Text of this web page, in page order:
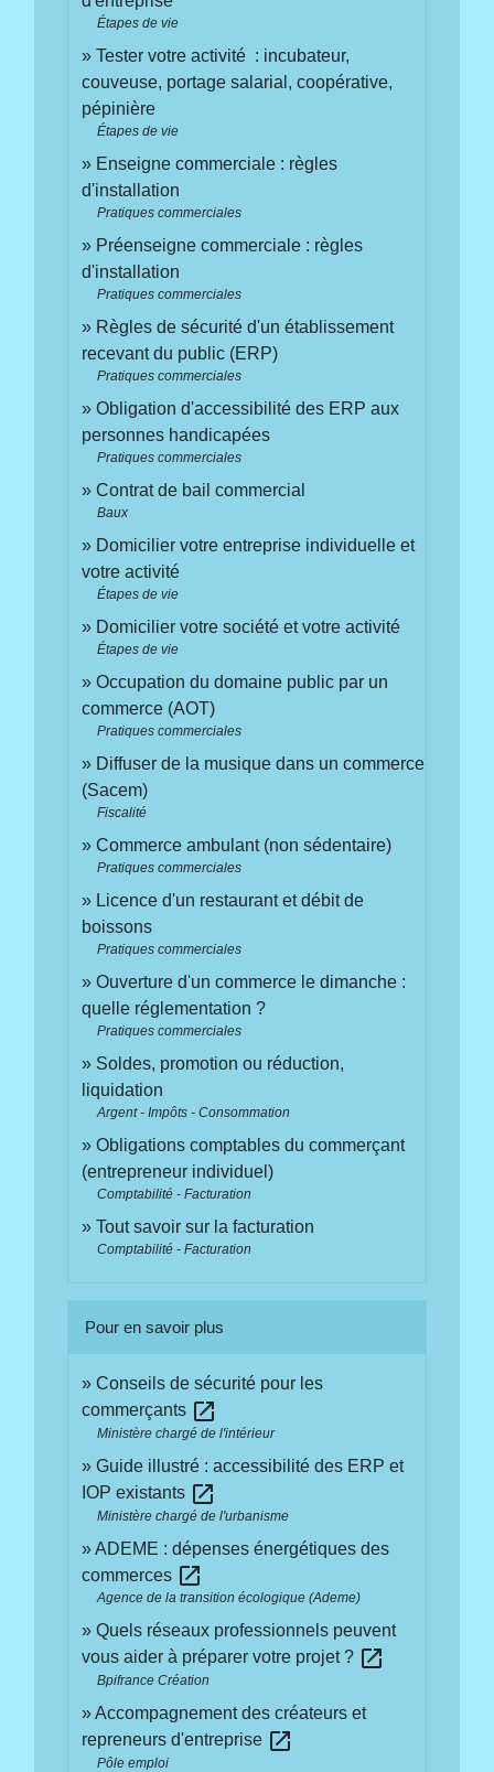
Étapes de vie
Tester votre activité : incubateur,
couveuse, portage salarial, coopérative,
pépinière
Étapes de vie
Enseigne commerciale : règles
d'installation
Pratiques commerciales
Préenseigne commerciale : règles
d'installation
Pratiques commerciales
Règles de sécurité d'un établissement
recevant du public (ERP)
Pratiques commerciales
Obligation d'accessibilité des ERP aux
personnes handicapées
Pratiques commerciales
Contrat de bail commercial
Baux
Domicilier votre entreprise individuelle et
votre activité
Étapes de vie
Domicilier votre société et votre activité
Étapes de vie
Occupation du domaine public par un
commerce (AOT)
Pratiques commerciales
Diffuser de la musique dans un commerce
(Sacem)
Fiscalité
Commerce ambulant (non sédentaire)
Pratiques commerciales
Licence d'un restaurant et débit de
boissons
Pratiques commerciales
Ouverture d'un commerce le dimanche :
quelle réglementation ?
Pratiques commerciales
Soldes, promotion ou réduction,
liquidation
Argent - Impôts - Consommation
Obligations comptables du commerçant
(entrepreneur individuel)
Comptabilité - Facturation
Tout savoir sur la facturation
Comptabilité - Facturation
Pour en savoir plus
Conseils de sécurité pour les
commerçants open_in_new
Ministère chargé de l'intérieur
Guide illustré : accessibilité des ERP et
IOP existants open_in_new
Ministère chargé de l'urbanisme
ADEME : dépenses énergétiques des
commerces open_in_new
Agence de la transition écologique (Ademe)
Quels réseaux professionnels peuvent
vous aider à préparer votre projet ? open_in_new
Bpifrance Création
Accompagnement des créateurs et
repreneurs d'entreprise open_in_new
Pôle emploi